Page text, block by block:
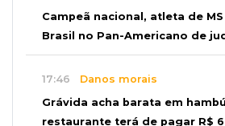
Campeã nacional, atleta de
Brasil no Pan-Americano de
17:46 Danos morais
Grávida acha barata em
restaurante terá de pagar R$ 6